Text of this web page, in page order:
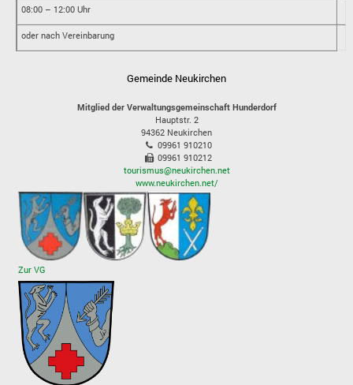
08:00 – 12:00 Uhr
oder nach Vereinbarung
Gemeinde Neukirchen
Mitglied der Verwaltungsgemeinschaft Hunderdorf
Hauptstr. 2
94362 Neukirchen
09961 910210
09961 910212
tourismus@neukirchen.net
www.neukirchen.net/
Zur VG